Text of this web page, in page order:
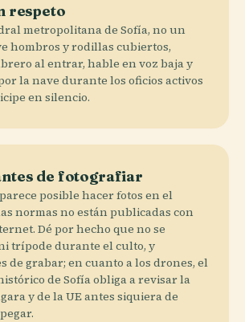
respeto
metropolitana de Sofía, no un
hombros y rodillas cubiertos,
al entrar, hable en voz baja y
la nave durante los oficios activos
en silencio.
de fotografiar
posible hacer fotos en el
normas no están publicadas con
Dé por hecho que no se
trípode durante el culto, y
de grabar; en cuanto a los drones, el
de Sofía obliga a revisar la
y de la UE antes siquiera de